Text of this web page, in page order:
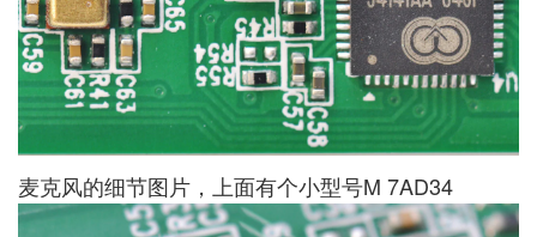
麦克风的细节图片，上面有个小型号M 7AD34